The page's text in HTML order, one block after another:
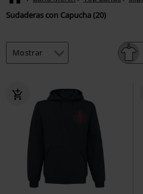
Sudaderas con Capucha (20)